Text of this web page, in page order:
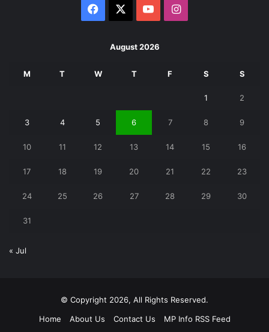
Facebook YouTubeInstagram
August 2026
M T W T F S S
1 2
3 4 5 6 7 8 9
10 11 12 13 14 15 16
17 18 19 20 21 22 23
24 25 26 27 28 29 30
31
« Jul
© Copyright 2026, All Rights Reserved.
Home
About Us Contact Us MP Info RSS Feed